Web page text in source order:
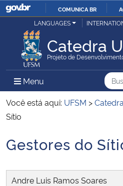
IR
O
COMUNICA BR
Ministério da Justiça e Segurança Pública
Ministério da Defesa
Ministério das Relações Exteriores
Ministério da Infraestrutura
Ministério da Agricultura, Pecuária e
LANGUAGES
Catedra
Projeto de
Menu Menu Principal do
Você está aqui: UFSM >
Sítio
Início do conteúdo
Gestores do
Andre Luis Ramos Soares